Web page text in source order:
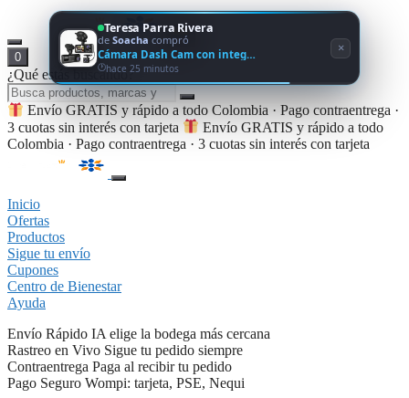
0
¿Qué estás buscando?
Envío GRATIS y rápido a todo Colombia · Pago contraentrega ·
3 cuotas sin interés con tarjeta
Envío GRATIS y rápido a todo
Colombia · Pago contraentrega · 3 cuotas sin interés con tarjeta
Inicio
Ofertas
Productos
Sigue tu envío
Cupones
Centro de Bienestar
Ayuda
Envío Rápido IA elige la bodega más cercana
Rastreo en Vivo Sigue tu pedido siempre
Contraentrega Paga al recibir tu pedido
Pago Seguro Wompi: tarjeta, PSE, Nequi
Teresa Parra Rivera
de Soacha compró
Cámara Dash Cam con integ…
hace 25 minutos
×